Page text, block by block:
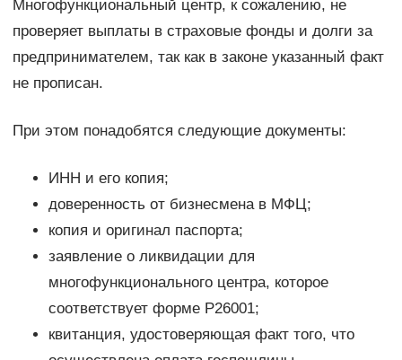
Многофункциональный центр, к сожалению, не
проверяет выплаты в страховые фонды и долги за
предпринимателем, так как в законе указанный факт
не прописан.
При этом понадобятся следующие документы:
ИНН и его копия;
доверенность от бизнесмена в МФЦ;
копия и оригинал паспорта;
заявление о ликвидации для
многофункционального центра, которое
соответствует форме Р26001;
квитанция, удостоверяющая факт того, что